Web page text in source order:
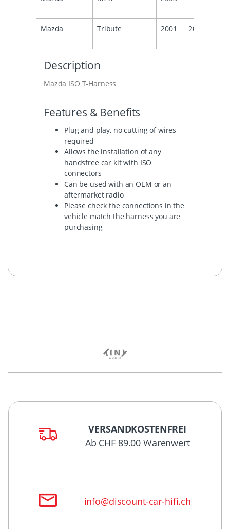
Mazda Tribute 2001 2008
Description
Mazda ISO T-Harness
Features & Benefits
Plug and play, no cutting of wires
required
Allows the installation of any
handsfree car kit with ISO
connectors
Can be used with an OEM or an
aftermarket radio
Please check the connections in the
vehicle match the harness you are
purchasing
VERSANDKOSTENFREI
Ab CHF 89.00 Warenwert
info@discount-car-hifi.ch